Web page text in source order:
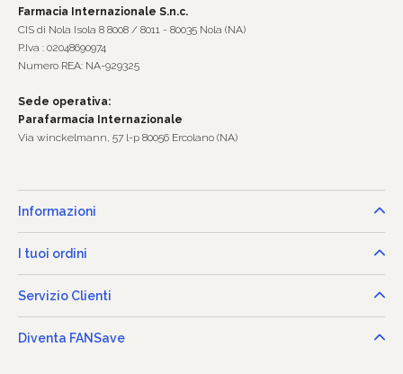
Farmacia Internazionale S.n.c.
CIS di Nola Isola 8 8008 / 8011 - 80035 Nola (NA)
P.Iva : 02048690974
Numero REA: NA-929325
Sede operativa:
Parafarmacia Internazionale
Via winckelmann, 57 l-p 80056 Ercolano (NA)
Informazioni
I tuoi ordini
Servizio Clienti
Diventa FANSave